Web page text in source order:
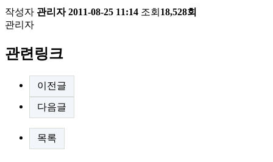
작성자 관리자 2011-08-25 11:14 조회 18,528회
관리자
관련링크
이전글
다음글
목록